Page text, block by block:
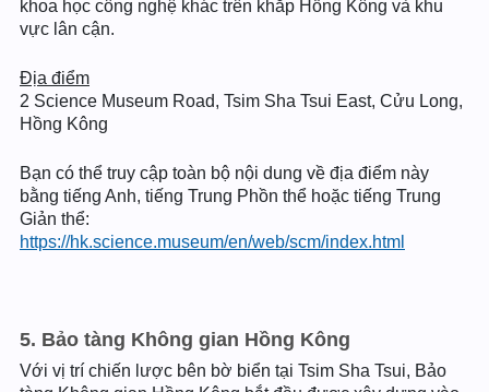
khoa học công nghệ khác trên khắp Hồng Kông và khu
vực lân cận.
Địa điểm
2 Science Museum Road, Tsim Sha Tsui East, Cửu Long,
Hồng Kông
Bạn có thể truy cập toàn bộ nội dung về địa điểm này
bằng tiếng Anh, tiếng Trung Phồn thể hoặc tiếng Trung
Giản thể:
https://hk.science.museum/en/web/scm/index.html
5. Bảo tàng Không gian Hồng Kông
Với vị trí chiến lược bên bờ biển tại Tsim Sha Tsui, Bảo